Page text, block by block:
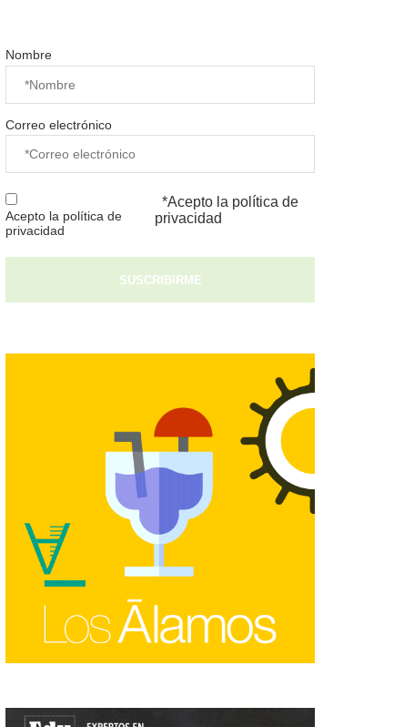
Nombre
Correo electrónico
Acepto la política de
privacidad
*Acepto la política de
privacidad